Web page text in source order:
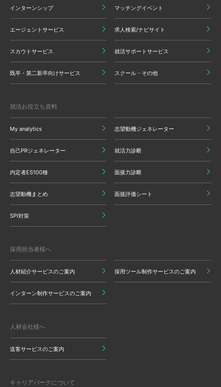
インターンシップ マッチングイベント
エージェントサービス 求人検索/ナビサイト
スカウトサービス 就活サポートサービス
既卒・第二新卒向けサービス スクール・その他
就活お役立ち資料
My analytics 志望動機ジェネレーター
自己PRジェネレーター 就活力診断
内定者ES100種 面接力診断
志望動機まとめ 面接評価シート
SPI対策
採用担当者様へ
人材紹介サービスのご案内 採用ツール制作サービスのご案内
インターン制作サービスのご案内
人材会社様へ
送客サービスのご案内
キャリアパークについて